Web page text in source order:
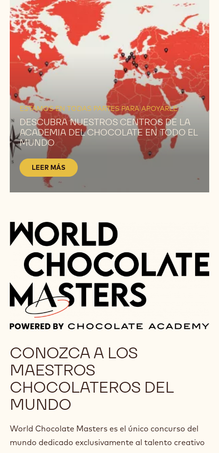
ESTAMOS EN TODAS PARTES PARA APOYARLE
DESCUBRA NUESTROS CENTROS DE LA
ACADEMIA DEL CHOCOLATE EN TODO EL
MUNDO
LEER MÁS
LEER
MÁS
MÁS
CONOZCA A LOS
MAESTROS
CHOCOLATEROS DEL
MUNDO
World Chocolate Masters es el único concurso del
mundo dedicado exclusivamente al talento creativo